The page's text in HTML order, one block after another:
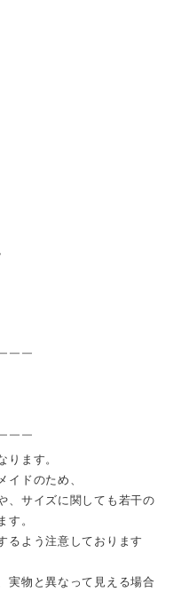
￣￣
￣￣
ります。
イドのため、
、サイズに関しても若干の
す。
るよう注意しております
実物と異なって見える場合